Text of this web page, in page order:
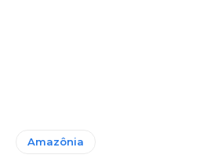
Amazônia